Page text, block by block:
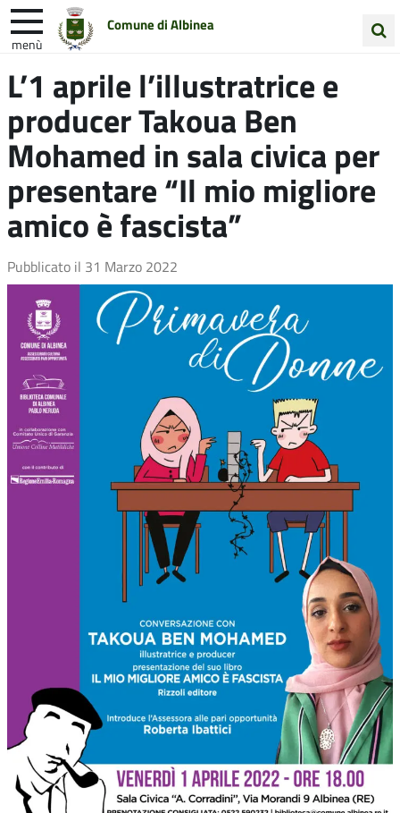
Comune di Albinea
menù
nel
sito
Entra in Comune Vivi Albinea
Unione Colline Matildiche
L’1 aprile l’illustratrice e
producer Takoua Ben
Mohamed in sala civica per
presentare “Il mio migliore
amico è fascista”
Pubblicato il 31 Marzo 2022